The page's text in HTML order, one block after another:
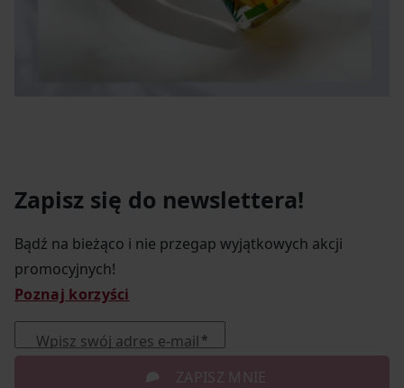
Zapisz się do newslettera!
Bądź na bieżąco i nie przegap wyjątkowych akcji
promocyjnych!
Poznaj korzyści
Wpisz swój adres e-mail
ZAPISZ MNIE